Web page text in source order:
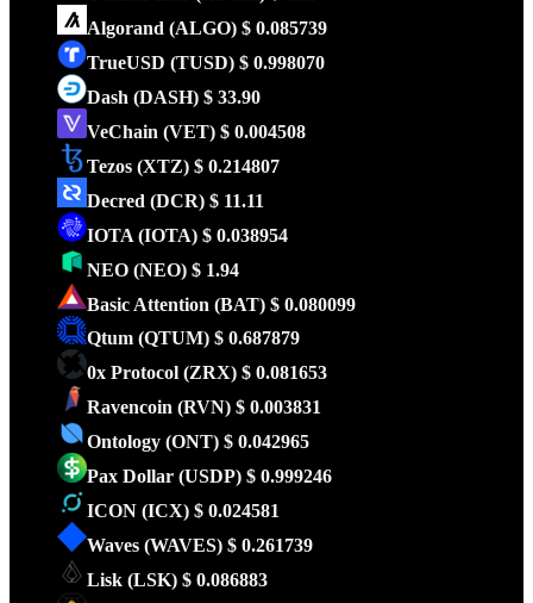
Algorand (ALGO) $ 0.085739
TrueUSD (TUSD) $ 0.998070
Dash (DASH) $ 33.90
VeChain (VET) $ 0.004508
Tezos (XTZ) $ 0.214807
Decred (DCR) $ 11.11
IOTA (IOTA) $ 0.038954
NEO (NEO) $ 1.94
Basic Attention (BAT) $ 0.080099
Qtum (QTUM) $ 0.687879
0x Protocol (ZRX) $ 0.081653
Ravencoin (RVN) $ 0.003831
Ontology (ONT) $ 0.042965
Pax Dollar (USDP) $ 0.999246
ICON (ICX) $ 0.024581
Waves (WAVES) $ 0.261739
Lisk (LSK) $ 0.086883